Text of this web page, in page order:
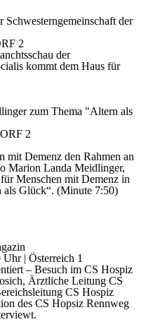
Schwesterngemeinschaft der
2
der
kommt dem Haus für
zum Thema "Altern als
2
mit Demenz den Rahmen an
Marion Landa Meidlinger,
Menschen mit Demenz in
als Glück“. (Minute 7:50)
| Österreich 1
– Besuch im CS Hospiz
Ärztliche Leitung CS
CS Hospiz
des CS Hopsiz Rennweg